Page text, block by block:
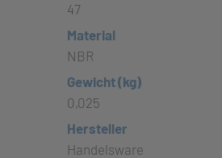
47
Material
NBR
Gewicht (kg)
0,025
Hersteller
Handelsware